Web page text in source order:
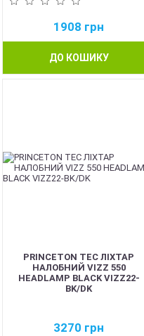
1908 грн
ДО КОШИКУ
PRINCETON TEC ЛІХТАР
НАЛОБНИЙ VIZZ 550
HEADLAMP BLACK VIZZ22-
BK/DK
3270 грн